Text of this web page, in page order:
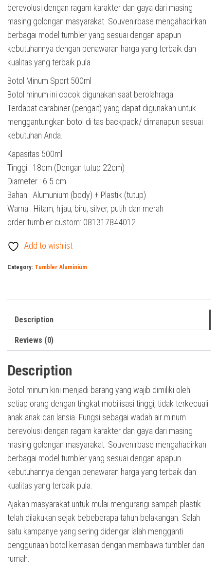
berevolusi dengan ragam karakter dan gaya dari masing
masing golongan masyarakat. Souvenirbase mengahadirkan
berbagai model tumbler yang sesuai dengan apapun
kebutuhannya dengan penawaran harga yang terbaik dan
kualitas yang terbaik pula.
Botol Minum Sport 500ml
Botol minum ini cocok digunakan saat berolahraga.
Terdapat carabiner (pengait) yang dapat digunakan untuk
menggantungkan botol di tas backpack/ dimanapun sesuai
kebutuhan Anda.
Kapasitas 500ml
Tinggi : 18cm (Dengan tutup 22cm)
Diameter : 6.5 cm
Bahan : Alumunium (body) + Plastik (tutup)
Warna : Hitam, hijau, biru, silver, putih dan merah
order tumbler custom: 081317844012
Add to wishlist
Category: Tumbler Aluminium
Description
Reviews (0)
Description
Botol minum kini menjadi barang yang wajib dimiliki oleh
setiap orang dengan tingkat mobilisasi tinggi, tidak terkecuali
anak anak dan lansia. Fungsi sebagai wadah air minum
berevolusi dengan ragam karakter dan gaya dari masing
masing golongan masyarakat. Souvenirbase mengahadirkan
berbagai model tumbler yang sesuai dengan apapun
kebutuhannya dengan penawaran harga yang terbaik dan
kualitas yang terbaik pula.
Ajakan masyarakat untuk mulai mengurangi sampah plastik
telah dilakukan sejak bebeberapa tahun belakangan. Salah
satu kampanye yang sering didengar ialah mengganti
penggunaan botol kemasan dengan membawa tumbler dari
rumah.